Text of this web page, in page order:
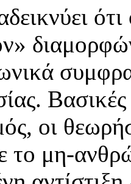
Βασικές
οι
το μη-